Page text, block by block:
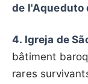
de l'Aqueduto
4. Igreja de
bâtiment
rares